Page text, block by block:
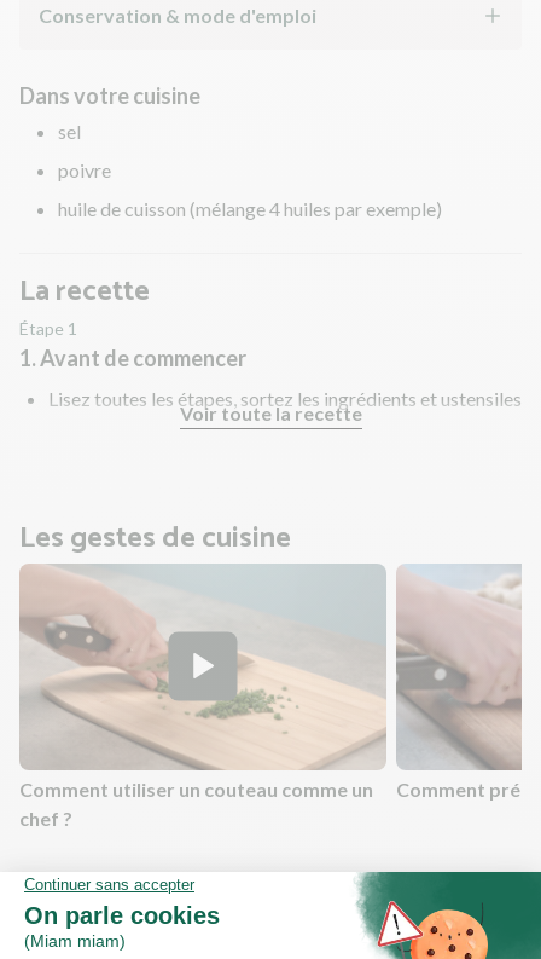
Conservation & mode d'emploi
Dans votre cuisine
sel
poivre
huile de cuisson (mélange 4 huiles par exemple)
La recette
Étape 1
1. Avant de commencer
Lisez toutes les étapes, sortez les ingrédients et ustensiles
nécessaires et rincez les fruits et légumes !
Voir toute la recette
Les gestes de cuisine
Comment utiliser un couteau comme un
chef ?
Comment
Valeurs nutritionnelles